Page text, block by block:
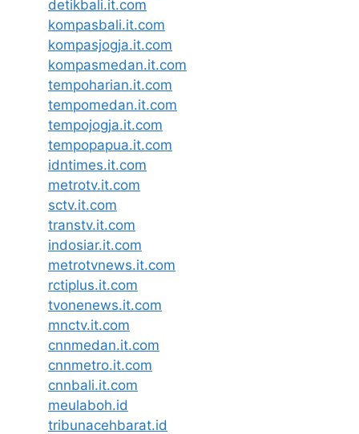
detikbali.it.com
kompasbali.it.com
kompasjogja.it.com
kompasmedan.it.com
tempoharian.it.com
tempomedan.it.com
tempojogja.it.com
tempopapua.it.com
idntimes.it.com
metrotv.it.com
sctv.it.com
transtv.it.com
indosiar.it.com
metrotvnews.it.com
rctiplus.it.com
tvonenews.it.com
mnctv.it.com
cnnmedan.it.com
cnnmetro.it.com
cnnbali.it.com
meulaboh.id
tribunacehbarat.id